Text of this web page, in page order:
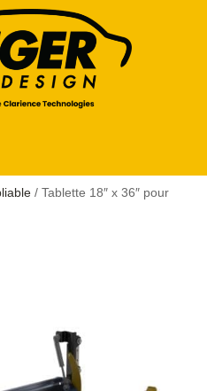
/ Tablette 18″ x 36″ pour